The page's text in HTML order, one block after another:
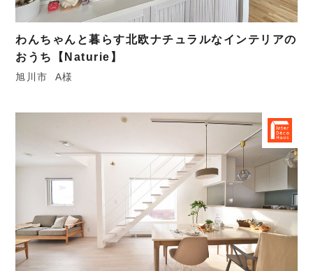
わんちゃんと暮らす北欧ナチュラルなインテリアの
おうち【Naturie】
旭川市 A様